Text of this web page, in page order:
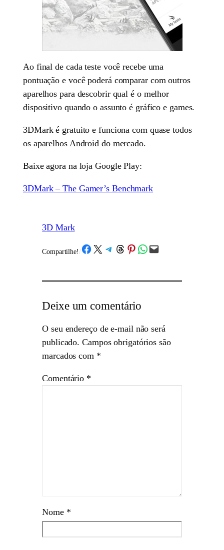
Ao final de cada teste você recebe uma
pontuação e você poderá comparar com outros
aparelhos para descobrir qual é o melhor
dispositivo quando o assunto é gráfico e games.
3DMark é gratuito e funciona com quase todos
os aparelhos Android do mercado.
Baixe agora na loja Google Play:
3DMark – The Gamer’s Benchmark
3D Mark
Compartilhe! /Share on Facebook
Share on X Share on Telegram
Share on Threads
Share on Pinterest
Share on WhatsApp
Email this Page
Deixe um comentário
O seu endereço de e-mail não será
publicado. Campos obrigatórios são
marcados com *
Comentário *
Nome *